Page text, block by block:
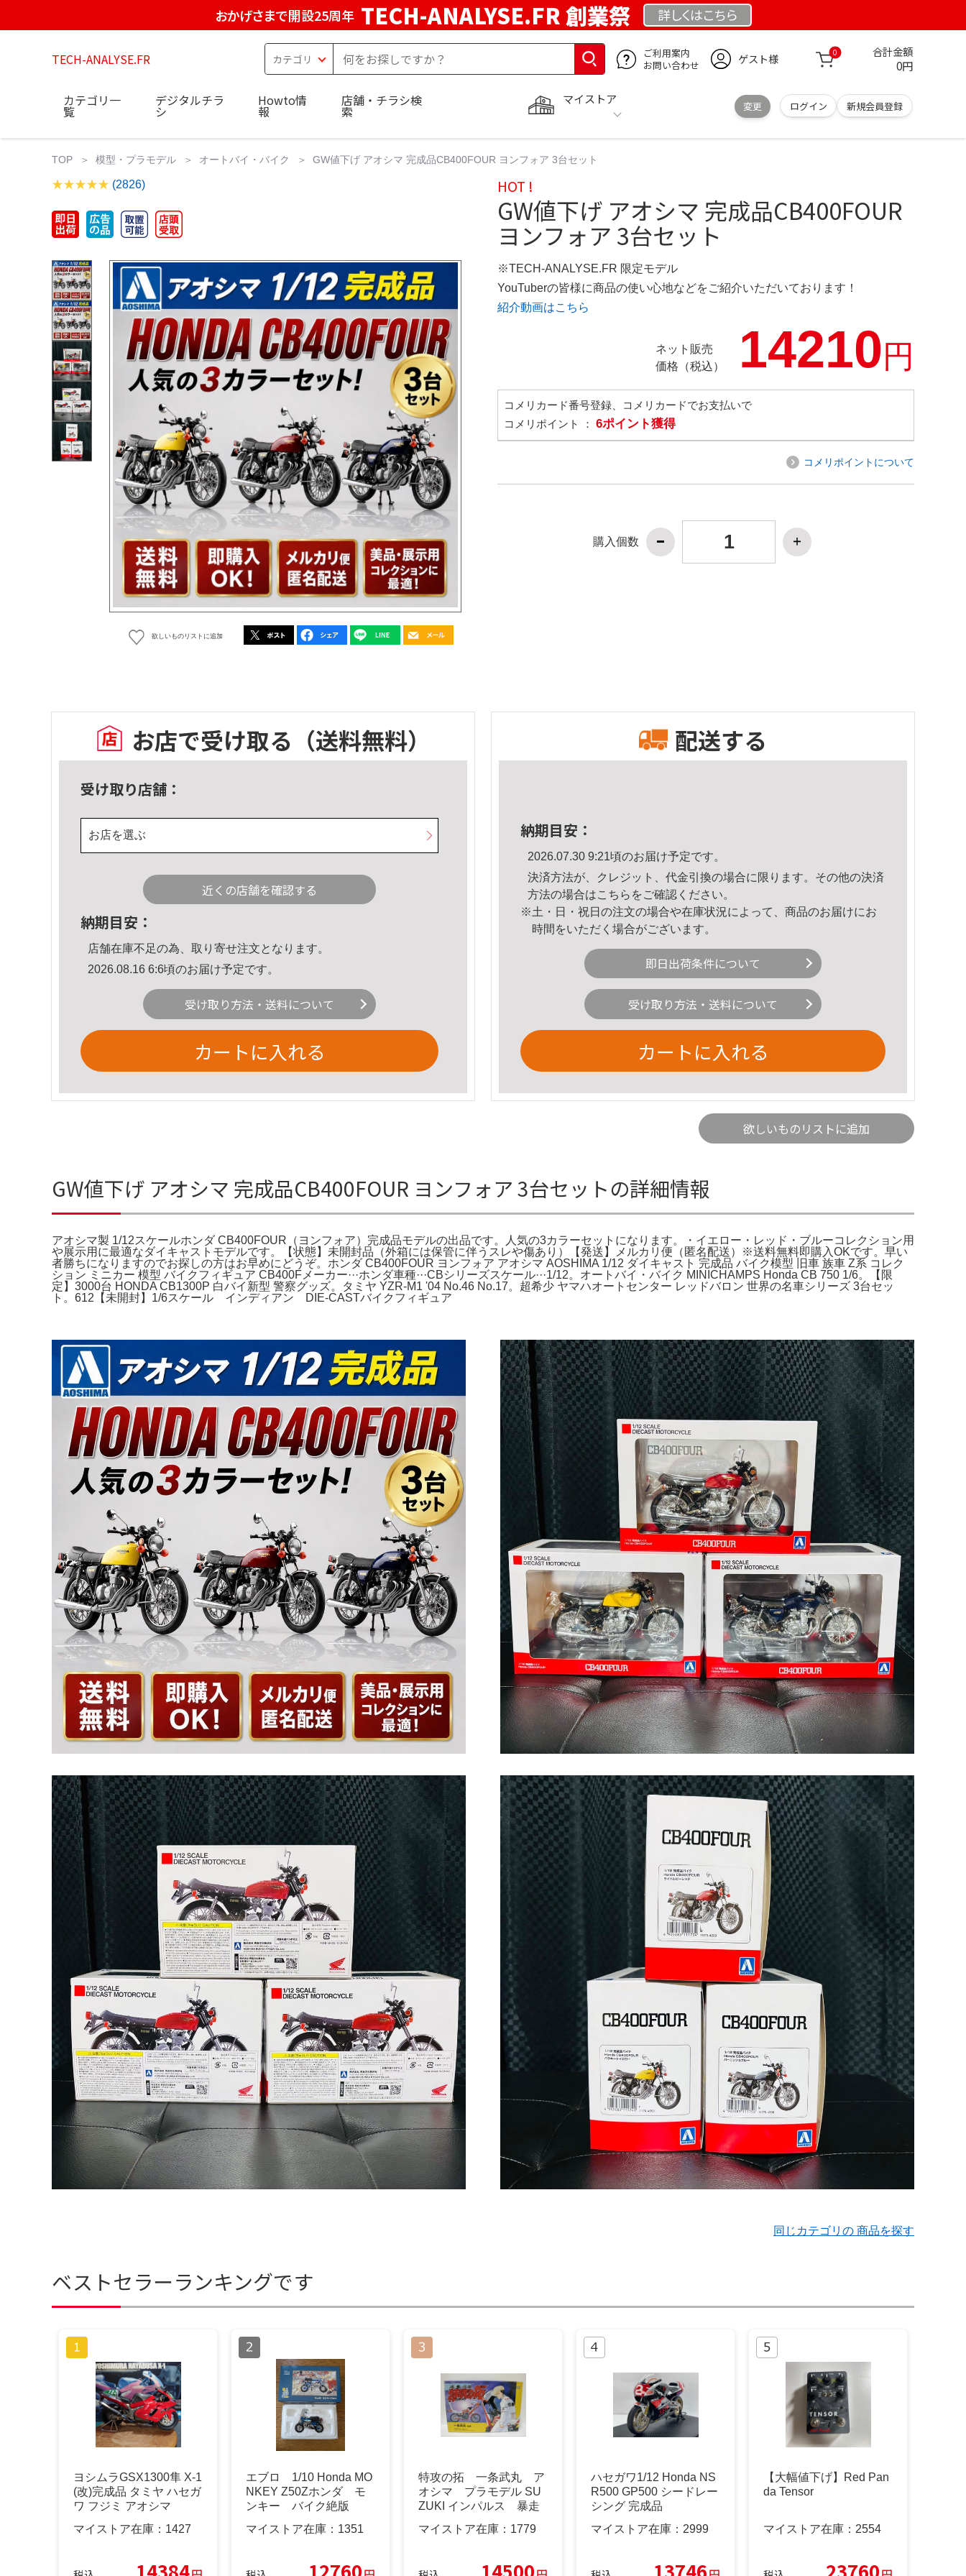
おかげさまで開設25周年 TECH-ANALYSE.FR 創業祭 詳しくはこちら
TECH-ANALYSE.FR
ご利用案内
お問い合わせ
ゲスト様 0 合計金額
0円
マイストア
変更 ログイン 新規会員登録
カテゴリ一
覧
デジタルチラ
シ
Howto情
報
店舗・チラシ検
索
TOP 模型・プラモデル オートバイ・バイク GW値下げ アオシマ 完成品CB400FOUR ヨンフォア 3台セット
(2826)
欲しいものリストに追加
HOT !
GW値下げ アオシマ 完成品CB400FOUR
ヨンフォア 3台セット
※TECH-ANALYSE.FR 限定モデル
YouTuberの皆様に商品の使い心地などをご紹介いただいております！
紹介動画はこちら
ネット販売
価格（税込）
14210円
コメリカード番号登録、コメリカードでお支払いで
コメリポイント ： 6ポイント獲得
コメリポイントについて
購入個数
お店で受け取る （送料無料）
受け取り店舗：
お店を選ぶ
近くの店舗を確認する
納期目安：
店舗在庫不足の為、取り寄せ注文となります。
2026.08.16 6:6頃のお届け予定です。
受け取り方法・送料について
カートに入れる
配送する
納期目安：
2026.07.30 9:21頃のお届け予定です。
決済方法が、クレジット、代金引換の場合に限ります。その他の決済
方法の場合はこちら をご確認ください。
※土・日・祝日の注文の場合や在庫状況によって、商品のお届けにお
時間をいただく場合がございます。
即日出荷条件について
受け取り方法・送料について
カートに入れる
欲しいものリストに追加
GW値下げ アオシマ 完成品CB400FOUR ヨンフォア 3台セットの詳細情報
アオシマ製 1/12スケールホンダ CB400FOUR（ヨンフォア）完成品モデルの出品です。人気の3カラーセットになります。・イエロー・レッド・ブルーコレクション用
や展示用に最適なダイキャストモデルです。【状態】未開封品（外箱には保管に伴うスレや傷あり）【発送】メルカリ便（匿名配送）※送料無料即購入OKです。早い
者勝ちになりますのでお探しの方はお早めにどうぞ。ホンダ CB400FOUR ヨンフォア アオシマ AOSHIMA 1/12 ダイキャスト 完成品 バイク模型 旧車 族車 Z系 コレク
ション ミニカー 模型 バイクフィギュア CB400Fメーカー···ホンダ車種···CBシリーズスケール···1/12。オートバイ・バイク MINICHAMPS Honda CB 750 1/6。【限
定】3000台 HONDA CB1300P 白バイ新型 警察グッズ。タミヤ YZR-M1 '04 No.46 No.17。超希少 ヤマハオートセンター レッドバロン 世界の名車シリーズ 3台セッ
ト。612【未開封】1/6スケール インディアン DIE-CASTバイクフィギュア
同じカテゴリの 商品を探す
ベストセラーランキングです
ヨシムラGSX1300隼 X-1
(改)完成品 タミヤ ハセガ
ワ フジミ アオシマ
マイストア在庫： 1427
14384
エブロ 1/10 Honda MO
NKEY Z50Zホンダ モ
ンキー バイク絶版
マイストア在庫： 1351
12760
特攻の拓 一条武丸 ア
オシマ プラモデル SU
ZUKI インパルス 暴走
マイストア在庫： 1779
14500
ハセガワ1/12 Honda NS
R500 GP500 シードレー
シング 完成品
マイストア在庫： 2999
13746
【大幅値下げ】Red Pan
da Tensor
マイストア在庫： 2554
23760